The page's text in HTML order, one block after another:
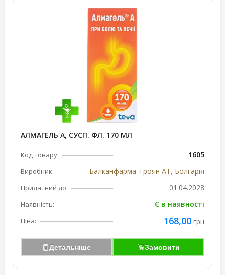
АЛМАГЕЛЬ А, СУСП. ФЛ. 170 МЛ
Код товару: 1605
Виробник: Балканфарма-Троян АТ, Болгарія
Придатний до: 01.04.2028
Наявність: Є в наявності
Ціна: 168,00 грн
Детальніше Замовити